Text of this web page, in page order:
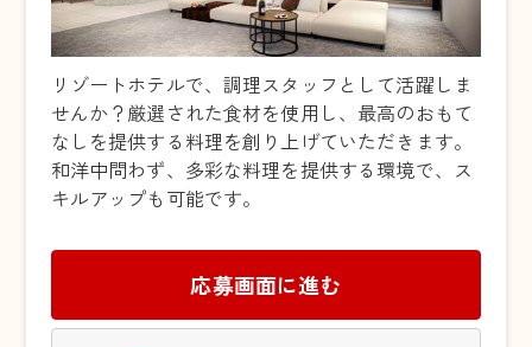
リゾートホテルで、調理スタッフとして活躍しま
せんか？厳選された食材を使用し、最高のおもて
なしを提供する料理を創り上げていただきます。
和洋中問わず、多彩な料理を提供する環境で、ス
キルアップも可能です。
応募画面に進む